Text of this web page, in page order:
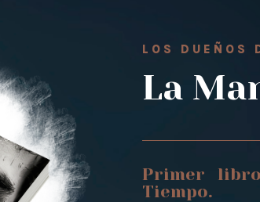
LOS DUEÑOS
La
Primer
Tiempo.